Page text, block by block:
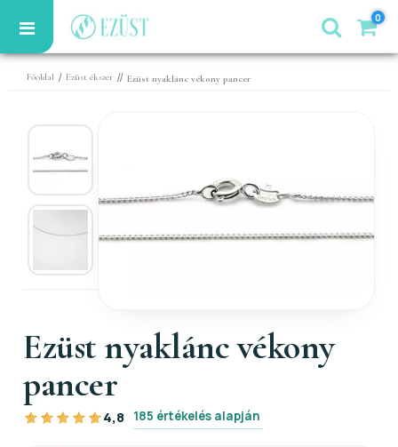
0
Főoldal / Ezüst ékszer // Ezüst nyaklánc vékony pancer
Ezüst nyaklánc vékony
pancer
4,8 185 értékelés alapján